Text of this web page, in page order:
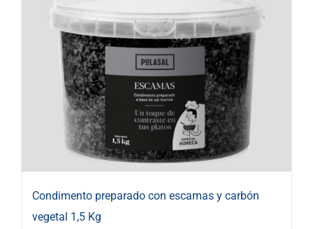
Condimento preparado con escamas y carbón
vegetal 1,5 Kg